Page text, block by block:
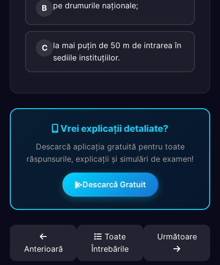
B pe drumurile naţionale;
C
la mai puţin de 50 m de intrarea în
sediile instituţiilor.
Vrei explicații detaliate?
Descarcă aplicația gratuită pentru toate
răspunsurile, explicații și simulări de examen!
Descarcă Gratuit
Anterioară
Toate
Întrebările
Următoare